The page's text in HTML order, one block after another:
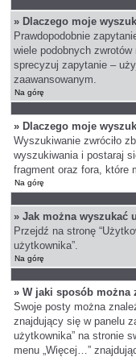
» Dlaczego moje
Prawdopodobnie
wiele podobnych
sprecyzuj zapytanie –
zaawansowanym.
Na górę
» Dlaczego moje
Wyszukiwanie zwróciło
wyszukiwania i postaraj
fragment oraz fora, które
Na górę
» Jak można wyszukać
Przejdź na stronę
użytkownika”.
Na górę
» W jaki sposób można
Swoje posty można
znajdujący się w panelu
użytkownika” na stronie
menu „Więcej…”